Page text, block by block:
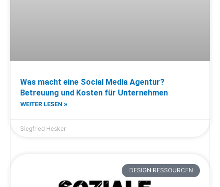
Was macht eine Social Media Agentur?
Betreuung und Kosten für Unternehmen
WEITER LESEN »
Siegfried Hesker
DESIGN RESSOURCEN